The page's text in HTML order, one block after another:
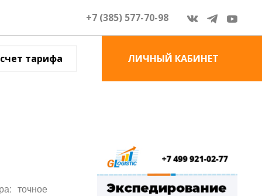
+7 (385) 577-70-98
тарифа ЛИЧНЫЙ КАБИНЕТ
точное